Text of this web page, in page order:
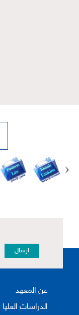
ارسال
عن المعهد
الدراسات العليا